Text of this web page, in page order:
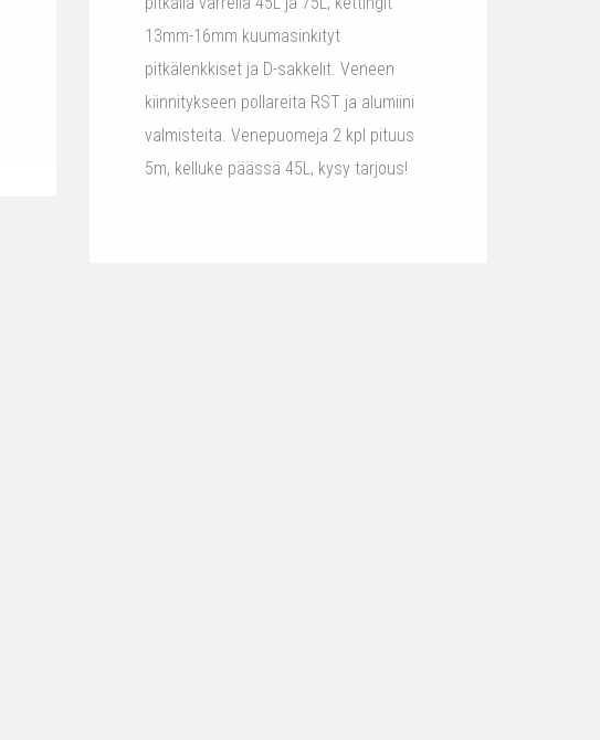
13mm-16mm kuumasinkityt
pitkälenkkiset ja D-sakkelit. Veneen
kiinnitykseen pollareita RST ja alumiini
valmisteita. Venepuomeja 2 kpl pituus
5m, kelluke päässä 45L, kysy tarjous!